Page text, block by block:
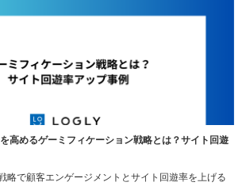
高めるゲーミフィケーション戦略とは？サイト回遊
略で顧客エンゲージメントとサイト回遊率を上げる